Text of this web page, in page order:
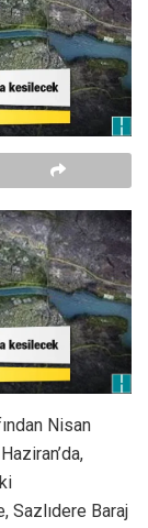
Nisan
Sazlıdere Baraj